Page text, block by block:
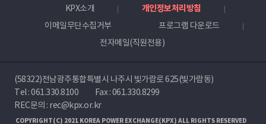
KPX소개
개인정보처리방침
이메일무단수집거부
프로그램 다운로드
전자메일(직원전용)
(58322)전남광주통합특별시 나주시 빛가람로 625(빛가람동)
Tel :061.330.8100
Fax : 061.330.8299
REC문의 : rec@kpx.or.kr
COPYRIGHT(C) 2021 KOREA POWER EXCHANGE(KPX) ALL RIGHTS RESERVED